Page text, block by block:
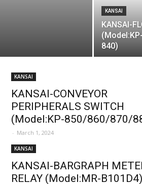
KANSAI
KANSAI-
840)
KANSAI
KANSAI-CONVEYOR
PERIPHERALS SWITCH
(Model:KP-850/860/870/
- March 1, 2024
KANSAI
KANSAI-BARGRAPH
RELAY (Model:MR-B101D4)